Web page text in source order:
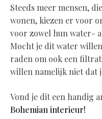
Steeds meer mensen,
wonen, kiezen er voor
voor zowel hun water-
Mocht je dit water
raden om ook een
willen namelijk niet dat
Vond je dit een handig
Bohemian interieur!